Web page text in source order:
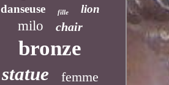
danseuse fille lion
milo chair
bronze
statue femme